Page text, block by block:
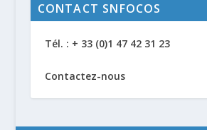
CONTACT SNFOCOS
Tél. : + 33 (0)1 47 42 31 23
Contactez-nous